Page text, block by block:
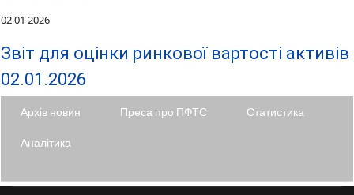
02 01 2026
Звіт для оцінки ринкової вартості активів
02.01.2026
Архів новин Преса про ПФТС Статистика
Аналітика